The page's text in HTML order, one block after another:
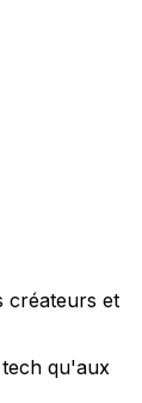
créateurs et
qu'aux